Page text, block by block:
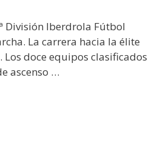
División Iberdrola Fútbol
La carrera hacia la élite
Los doce equipos clasificados
ascenso …